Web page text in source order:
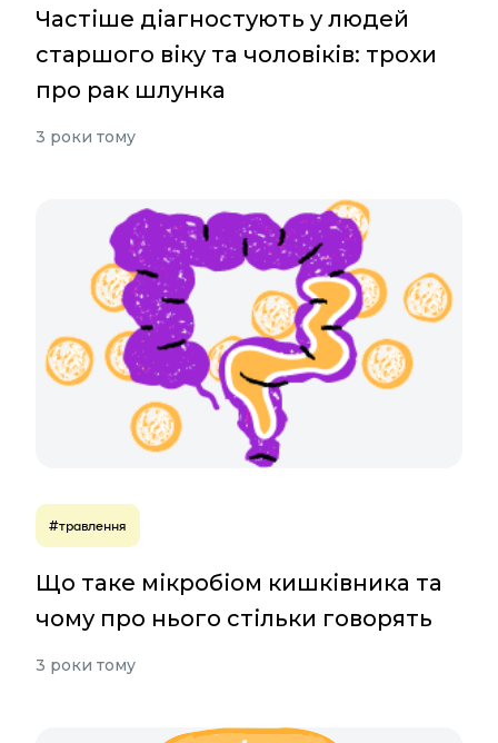
Частіше діагностують у людей
старшого віку та чоловіків: трохи
про рак шлунка
3 роки тому
#травлення
Що таке мікробіом кишківника та
чому про нього стільки говорять
3 роки тому